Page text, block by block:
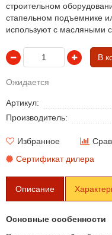
строительном
стапельном подъемнике
используют с масляными
В
Ожидается
Артикул:
Производитель:
Избранное
Сертификат дилера
Описание
Основные особенности